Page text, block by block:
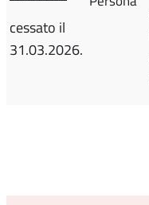
cessato il
31.03.2026.